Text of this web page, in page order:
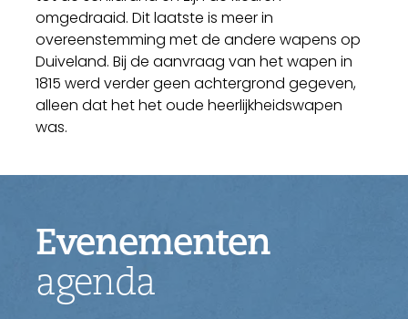
omgedraaid. Dit laatste is meer in
overeenstemming met de andere wapens op
Duiveland. Bij de aanvraag van het wapen in
1815 werd verder geen achtergrond gegeven,
alleen dat het het oude heerlijkheidswapen
was.
Evenementen
agenda